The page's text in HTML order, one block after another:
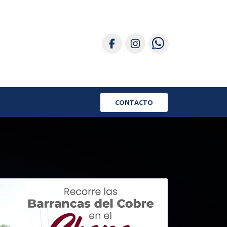
CONTACTO